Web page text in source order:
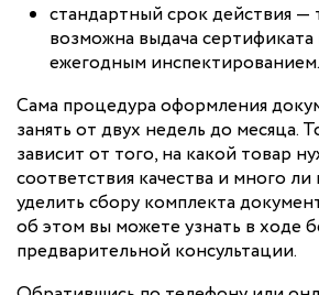
стандартный срок действия —
возможна выдача сертификата
ежегодным инспектированием.
Сама процедура оформления
занять от двух недель до месяца.
зависит от того, на какой товар
соответствия качества и много
уделить сбору комплекта
об этом вы можете узнать в ходе
предварительной консультации.